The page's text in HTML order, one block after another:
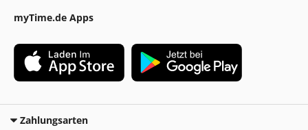
myTime.de Apps
Zahlungsarten